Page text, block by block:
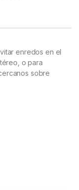
enredos en el
o para
sobre